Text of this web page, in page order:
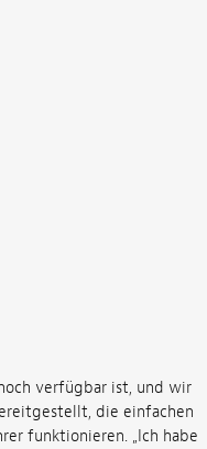
verfügbar ist, und wir
die einfachen
funktionieren. „Ich habe